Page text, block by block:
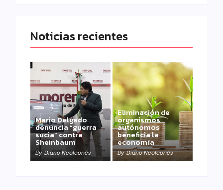
Noticias recientes
Mario Delgado
denuncia “guerra
sucia” contra
Sheinbaum
By Diario Neoleonés
Eliminación de
organismos
autónomos
beneficia la
economía
By Diario Neoleonés